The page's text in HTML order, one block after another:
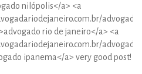
nilópolis</a> <a
advogado-
rio de janeiro</a> <a
advogado-
ipanema</a> very good post!